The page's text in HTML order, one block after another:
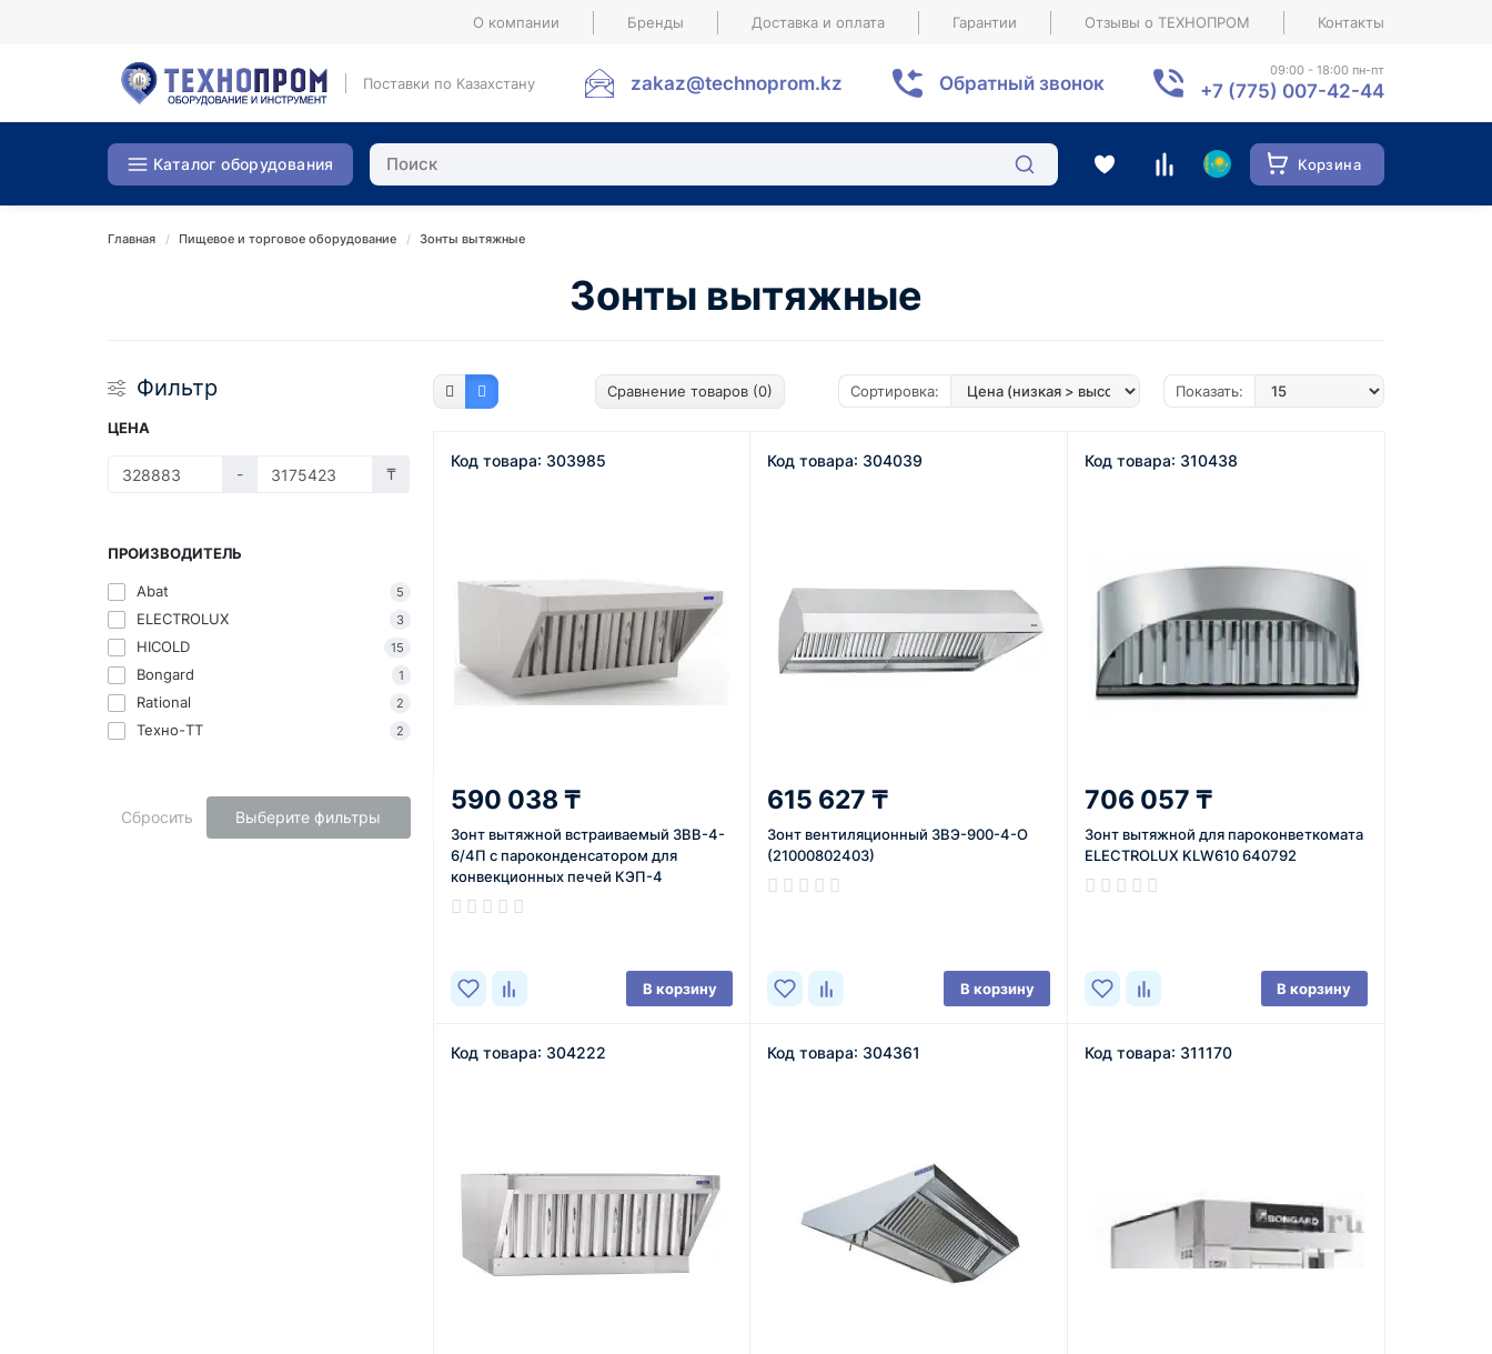
О компании Бренды Доставка и оплата Гарантии Отзывы о ТЕХНОПРОМ Контакты
Поставки по Казахстану zakaz@technoprom.kz Обратный звонок
09:00 - 18:00 пн-пт
+7 (775) 007-42-44
Каталог оборудования Корзина
Главная Пищевое и торговое оборудование Зонты вытяжные
Зонты вытяжные
Фильтр
ЦЕНА
- ₸
ПРОИЗВОДИТЕЛЬ
Abat 5
ELECTROLUX 3
HICOLD 15
Bongard 1
Rational 2
Техно-ТТ 2
Сбросить Выберите фильтры
Сравнение товаров (0) Сортировка: Показать:
Код товара: 303985
590 038 ₸
Зонт вытяжной встраиваемый ЗВВ-4-
6/4П с пароконденсатором для
конвекционных печей КЭП-4
21000002118
В корзину
Код товара: 304039
615 627 ₸
Зонт вентиляционный ЗВЭ-900-4-О
(21000802403)
В корзину
Код товара: 310438
706 057 ₸
Зонт вытяжной для пароконветкомата
ELECTROLUX KLW610 640792
В корзину
Код товара: 304222 Код товара: 304361 Код товара: 311170